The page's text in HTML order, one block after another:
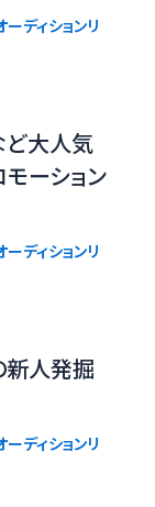
ーディションリ
ど大人気
モーション
ーディションリ
新人発掘
ーディションリ